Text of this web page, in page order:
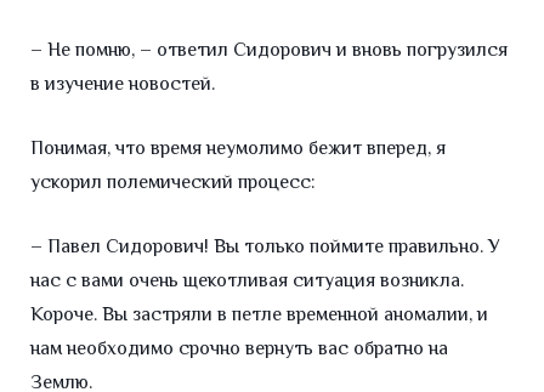
– Не помню, – ответил Сидорович и вновь погрузился
в изучение новостей.
Понимая, что время неумолимо бежит вперед, я
ускорил полемический процесс:
– Павел Сидорович! Вы только поймите правильно. У
нас с вами очень щекотливая ситуация возникла.
Короче. Вы застряли в петле временной аномалии, и
нам необходимо срочно вернуть вас обратно на
Землю.